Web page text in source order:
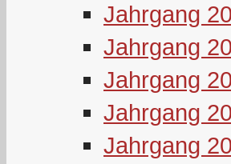
Jahrgang
Jahrgang
Jahrgang
Jahrgang
Jahrgang